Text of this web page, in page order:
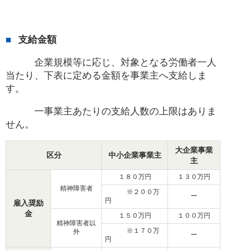
支給金額
企業規模等に応じ、対象となる労働者一人
当たり、下表に定める金額を事業主へ支給しま
す。
一事業主あたりの支給人数の上限はありま
せん。
区分 中小企業事業主
大企業事業
主
雇入奨励
金
精神障害者
１８０万円 １３０万円
※２００万
円
ー
精神障害者以
外
１５０万円 １００万円
※１７０万
円
ー